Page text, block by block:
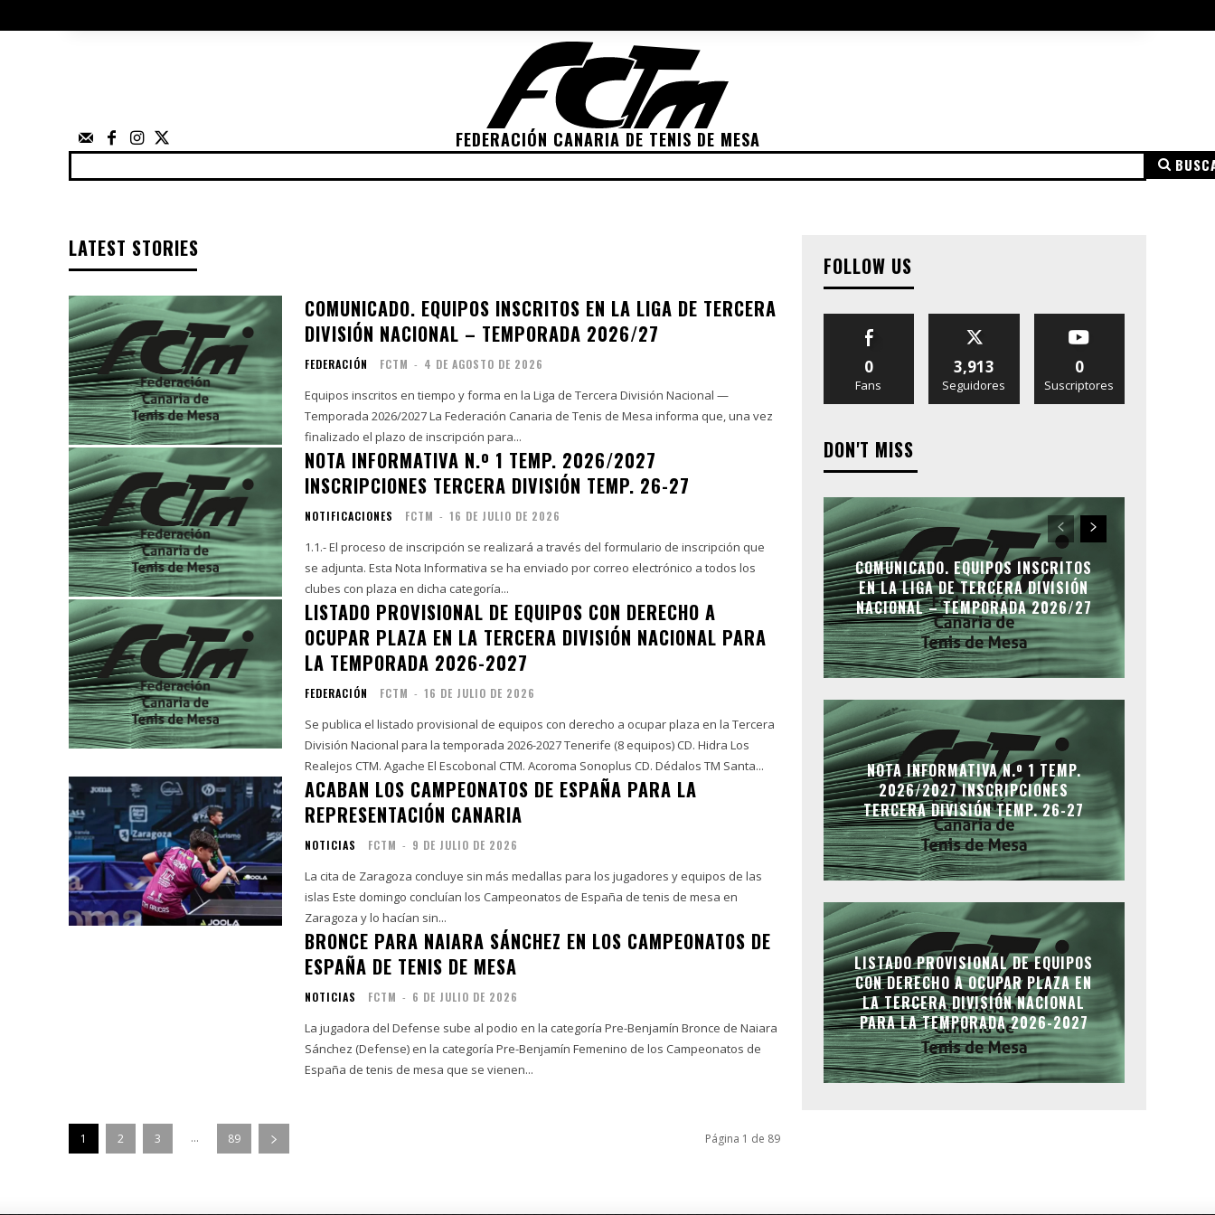
FEDERACIÓN CANARIA DE TENIS DE MESA
POLÍTICA DE PRIVACIDAD
LATEST STORIES
COMUNICADO. EQUIPOS INSCRITOS EN LA LIGA DE TERCERA
DIVISIÓN NACIONAL – TEMPORADA 2026/27
FEDERACIÓN FCTM - 4 DE AGOSTO DE 2026
Equipos inscritos en tiempo y forma en la Liga de Tercera División Nacional —
Temporada 2026/2027 La Federación Canaria de Tenis de Mesa informa que, una vez
finalizado el plazo de inscripción para...
NOTA INFORMATIVA N.º 1 TEMP. 2026/2027
INSCRIPCIONES TERCERA DIVISIÓN TEMP. 26-27
NOTIFICACIONES FCTM - 16 DE JULIO DE 2026
1.1.- El proceso de inscripción se realizará a través del formulario de inscripción que
se adjunta. Esta Nota Informativa se ha enviado por correo electrónico a todos los
clubes con plaza en dicha categoría...
LISTADO PROVISIONAL DE EQUIPOS CON DERECHO A
OCUPAR PLAZA EN LA TERCERA DIVISIÓN NACIONAL PARA
LA TEMPORADA 2026-2027
FEDERACIÓN FCTM - 16 DE JULIO DE 2026
Se publica el listado provisional de equipos con derecho a ocupar plaza en la Tercera
División Nacional para la temporada 2026-2027 Tenerife (8 equipos) CD. Hidra Los
Realejos CTM. Agache El Escobonal CTM. Acoroma Sonoplus CD. Dédalos TM Santa...
ACABAN LOS CAMPEONATOS DE ESPAÑA PARA LA
REPRESENTACIÓN CANARIA
NOTICIAS FCTM - 9 DE JULIO DE 2026
La cita de Zaragoza concluye sin más medallas para los jugadores y equipos de las
islas Este domingo concluían los Campeonatos de España de tenis de mesa en
Zaragoza y lo hacían sin...
BRONCE PARA NAIARA SÁNCHEZ EN LOS CAMPEONATOS DE
ESPAÑA DE TENIS DE MESA
NOTICIAS FCTM - 6 DE JULIO DE 2026
La jugadora del Defense sube al podio en la categoría Pre-Benjamín Bronce de Naiara
Sánchez (Defense) en la categoría Pre-Benjamín Femenino de los Campeonatos de
España de tenis de mesa que se vienen...
1 2 3 ... 89 Página 1 de 89
FOLLOW US
0
Fans
3,913
Seguidores
0
Suscriptores
DON'T MISS
COMUNICADO. EQUIPOS INSCRITOS
EN LA LIGA DE TERCERA DIVISIÓN
NACIONAL – TEMPORADA 2026/27
NOTA INFORMATIVA N.º 1 TEMP.
2026/2027 INSCRIPCIONES
TERCERA DIVISIÓN TEMP. 26-27
LISTADO PROVISIONAL DE EQUIPOS
CON DERECHO A OCUPAR PLAZA EN
LA TERCERA DIVISIÓN NACIONAL
PARA LA TEMPORADA 2026-2027